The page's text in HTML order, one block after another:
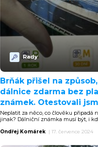
Rady
Brňák přišel na
dálnice zdarma bez
známek. Otestovali
Neplatit za něco, co člověku připadá
jinak? Dálniční známka musí být, i
Ondřej Komárek | 17. července 2024